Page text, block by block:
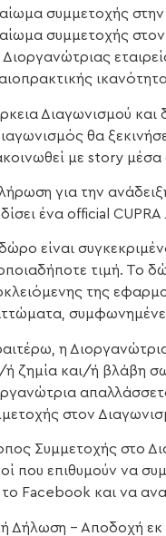
συμμετοχής
συμμετοχής
Διοργανώτριας
Διαγωνισμού
θα
με story
για την
ένα official
είναι
τιμή. Το
της
η
ή ζημία και/ή βλάβη
στον
Συμμετοχής στο
που επιθυμούν να
το Facebook και να
Δήλωση – Αποδοχή